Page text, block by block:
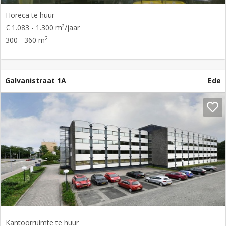
Horeca te huur
€ 1.083 - 1.300 m²/jaar
300 - 360 m2
Galvanistraat 1A Ede
Kantoorruimte te huur